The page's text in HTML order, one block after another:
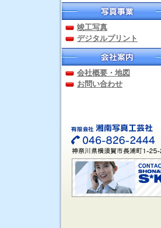
竣工写真
デジタルプリント
会社概要・地図
お問い合わせ